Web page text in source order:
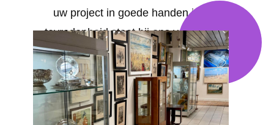
uw project in goede handen is. Uw
tevredenheid staat bij ons voorop. We
bieden op maat gemaakte oplossingen
voor al uw behoeften in BILZEN .